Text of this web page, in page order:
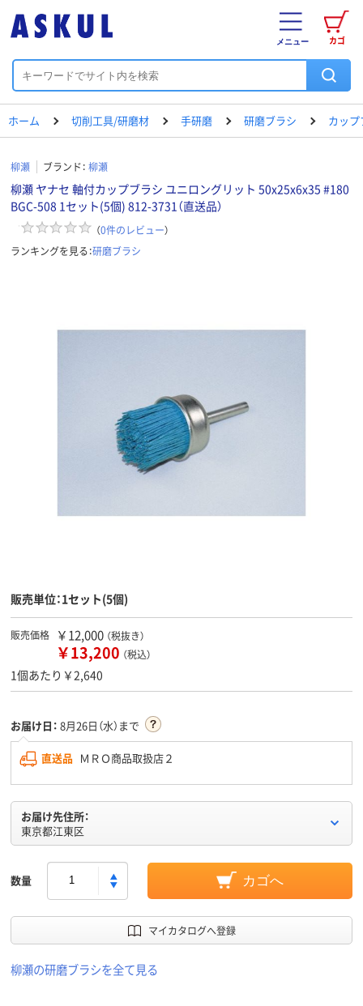
カゴ
メニュー
ホーム 切削工具/研磨材 手研磨 研磨ブラシ カッ
柳瀬 ブランド： 柳瀬
柳瀬 ヤナセ 軸付カップブラシ ユニロングリット 50x25x6x35 #180
BGC-508 1セット(5個) 812-3731（直送品）
（0件のレビュー）
ランキングを見る：研磨ブラシ
販売単位：1セット(5個)
販売価格 ￥12,000 （税抜き）
￥13,200 （税込）
1個あたり￥2,640
お届け日： 8月26日（水）まで
直送品 ＭＲＯ商品取扱店２
お届け先住所：
東京都江東区
数量 カゴへ
マイカタログへ登録
柳瀬の研磨ブラシを全て見る